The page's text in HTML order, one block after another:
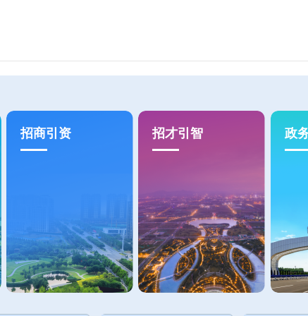
招商引资 招才引智 政